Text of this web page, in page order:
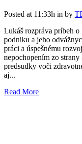
Posted at 11:33h in by
Lukáš rozpráva príbeh
podniku a jeho
práci a úspešnému
nepochopením zo
predsudky voči
aj...
Read More